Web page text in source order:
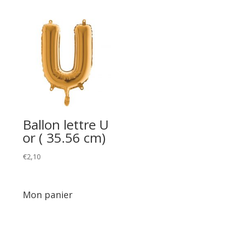
Ballon lettre U
or ( 35.56 cm)
€2,10
Mon panier